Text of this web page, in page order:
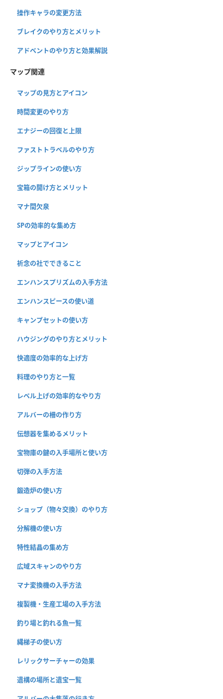
操作キャラの変更方法
ブレイクのやり方とメリット
アドベントのやり方と効果解説
マップ関連
マップの見方とアイコン
時間変更のやり方
エナジーの回復と上限
ファストトラベルのやり方
ジップラインの使い方
宝箱の開け方とメリット
マナ間欠泉
SPの効率的な集め方
マップとアイコン
祈念の社でできること
エンハンスプリズムの入手方法
エンハンスピースの使い道
キャンプセットの使い方
ハウジングのやり方とメリット
快適度の効率的な上げ方
料理のやり方と一覧
レベル上げの効率的なやり方
アルバーの柵の作り方
伝想器を集めるメリット
宝物庫の鍵の入手場所と使い方
切弾の入手方法
鍛造炉の使い方
ショップ（物々交換）のやり方
分解機の使い方
特性結晶の集め方
広域スキャンのやり方
マナ変換機の入手方法
複製機・生産工場の入手方法
釣り場と釣れる魚一覧
縄梯子の使い方
レリックサーチャーの効果
遺構の場所と遺宝一覧